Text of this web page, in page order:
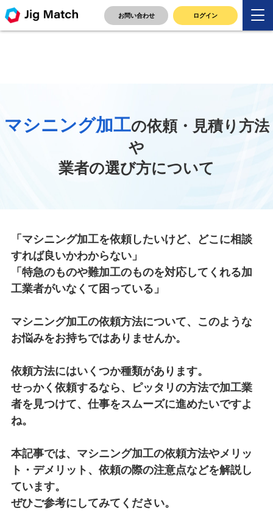
お問い合わせ ログイン
TOP> マシニング加工の依頼・外注方法や業者の選び方につ
いて
マシニング加工の依頼・見積り方法
や
業者の選び方について
「マシニング加工を依頼したいけど、どこに相談
すれば良いかわからない」
「特急のものや難加工のものを対応してくれる加
工業者がいなくて困っている」
マシニング加工の依頼方法について、このような
お悩みをお持ちではありませんか。
依頼方法にはいくつか種類があります。
せっかく依頼するなら、ピッタリの方法で加工業
者を見つけて、仕事をスムーズに進めたいですよ
ね。
本記事では、マシニング加工の依頼方法やメリッ
ト・デメリット、依頼の際の注意点などを解説し
ています。
ぜひご参考にしてみてください。